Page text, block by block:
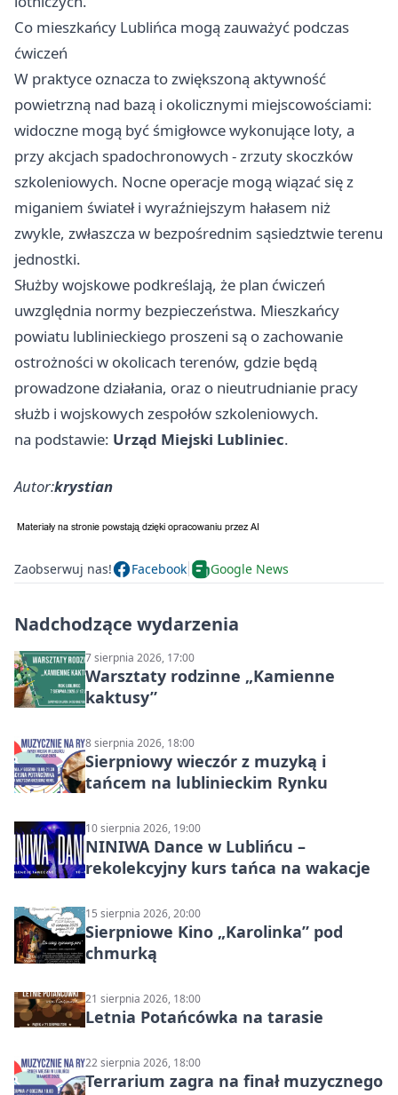
Co mieszkańcy Lublińca mogą zauważyć podczas
ćwiczeń
W praktyce oznacza to zwiększoną aktywność
powietrzną nad bazą i okolicznymi miejscowościami:
widoczne mogą być śmigłowce wykonujące loty, a
przy akcjach spadochronowych - zrzuty skoczków
szkoleniowych. Nocne operacje mogą wiązać się z
miganiem świateł i wyraźniejszym hałasem niż
zwykle, zwłaszcza w bezpośrednim sąsiedztwie terenu
jednostki.
Służby wojskowe podkreślają, że plan ćwiczeń
uwzględnia normy bezpieczeństwa. Mieszkańcy
powiatu lublinieckiego proszeni są o zachowanie
ostrożności w okolicach terenów, gdzie będą
prowadzone działania, oraz o nieutrudnianie pracy
służb i wojskowych zespołów szkoleniowych.
na podstawie: Urząd Miejski Lubliniec.
Autor:krystian
Zaobserwuj nas! Facebook Google News
Nadchodzące wydarzenia
7 sierpnia 2026, 17:00
Warsztaty rodzinne „Kamienne
kaktusy”
8 sierpnia 2026, 18:00
Sierpniowy wieczór z muzyką i
tańcem na lublinieckim Rynku
10 sierpnia 2026, 19:00
NINIWA Dance w Lublińcu –
rekolekcyjny kurs tańca na wakacje
15 sierpnia 2026, 20:00
Sierpniowe Kino „Karolinka” pod
chmurką
21 sierpnia 2026, 18:00
Letnia Potańcówka na tarasie
22 sierpnia 2026, 18:00
Terrarium zagra na finał muzycznego